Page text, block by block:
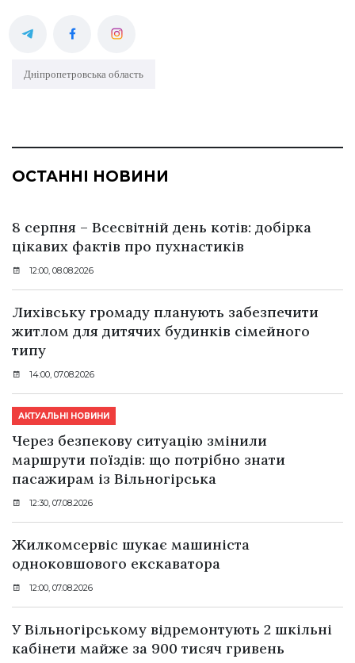
Дніпропетровська область
ОСТАННІ НОВИНИ
8 серпня – Всесвітній день котів: добірка
цікавих фактів про пухнастиків
12:00, 08.08.2026
Лихівську громаду планують забезпечити
житлом для дитячих будинків сімейного
типу
14:00, 07.08.2026
АКТУАЛЬНІ НОВИНИ
Через безпекову ситуацію змінили
маршрути поїздів: що потрібно знати
пасажирам із Вільногірська
12:30, 07.08.2026
Жилкомсервіс шукає машиніста
одноковшового екскаватора
12:00, 07.08.2026
У Вільногірському відремонтують 2 шкільні
кабінети майже за 900 тисяч гривень